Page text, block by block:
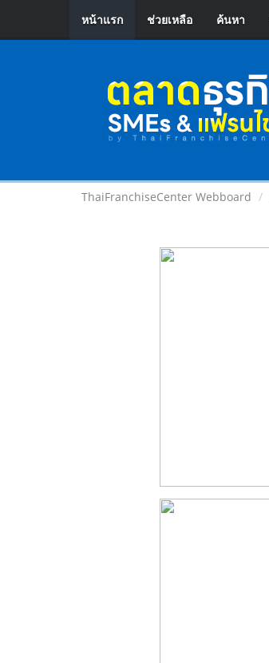
หน้าแรก ช่วยเหลือ ค้นหา
ThaiFranchiseCenter Webboard